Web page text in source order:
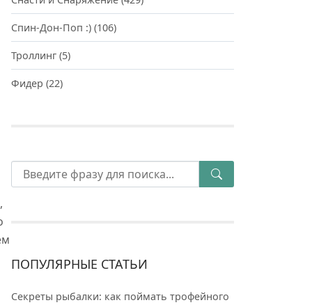
Спин-Дон-Поп :) (106)
Троллинг (5)
Фидер (22)
ПОПУЛЯРНЫЕ СТАТЬИ
Секреты рыбалки: как поймать трофейного